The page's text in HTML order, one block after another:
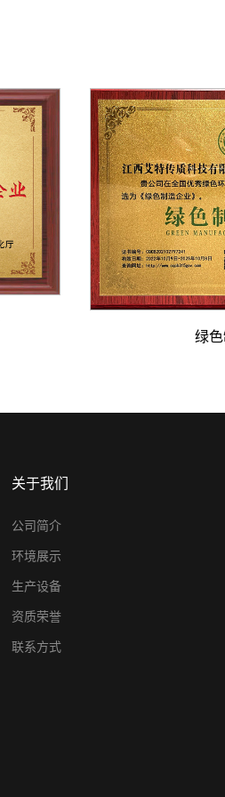
绿
关于我们
公司简介
环境展示
生产设备
资质荣誉
联系方式